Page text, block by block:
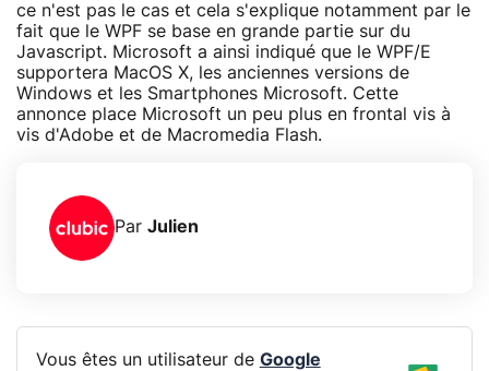
ce n'est pas le cas et cela s'explique notamment par le
fait que le WPF se base en grande partie sur du
Javascript. Microsoft a ainsi indiqué que le WPF/E
supportera MacOS X, les anciennes versions de
Windows et les Smartphones Microsoft. Cette
annonce place Microsoft un peu plus en frontal vis à
vis d'Adobe et de Macromedia Flash.
Par Julien
Vous êtes un utilisateur de Google